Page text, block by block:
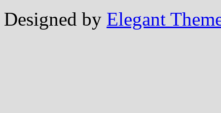
Designed by Elegant